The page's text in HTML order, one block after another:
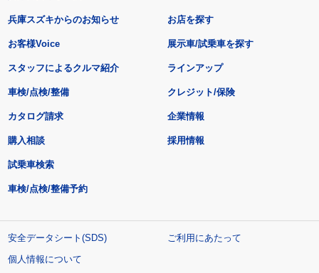
兵庫スズキからのお知らせ
お客様Voice
スタッフによるクルマ紹介
お店を探す
展示車/試乗車を探す
ラインアップ
車検/点検/整備 クレジット/保険
カタログ請求
購入相談
試乗車検索
車検/点検/整備予約
企業情報
採用情報
安全データシート(SDS)
ご利用にあたって
個人情報について